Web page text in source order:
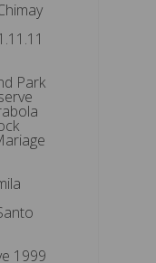
Park
1999